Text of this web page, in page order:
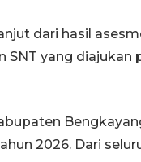
dari hasil
yang diajukan
2026. Dari